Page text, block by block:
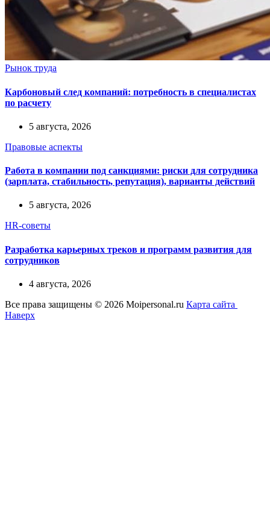
Рынок труда
Карбоновый след компаний: потребность в специалистах
по расчету
5 августа, 2026
Правовые аспекты
Работа в компании под санкциями: риски для сотрудника
(зарплата, стабильность, репутация), варианты действий
5 августа, 2026
HR-советы
Разработка карьерных треков и программ развития для
сотрудников
4 августа, 2026
Все права защищены © 2026 Moipersonal.ru Карта сайта
Наверх